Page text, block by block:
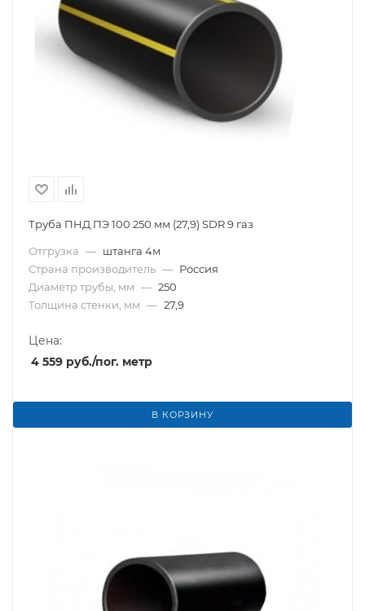
Труба ПНД ПЭ 100 250 мм (27,9) SDR 9 газ
Отгрузка — штанга 4м
Страна производитель — Россия
Диаметр трубы, мм — 250
Толщина стенки, мм — 27,9
Цена:
4 559 руб./пог. метр
В КОРЗИНУ